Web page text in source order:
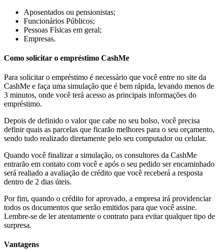
Aposentados ou pensionistas;
Funcionários Públicos;
Pessoas Físicas em geral;
Empresas.
Como solicitar o empréstimo CashMe
Para solicitar o empréstimo é necessário que você entre no site da
CashMe e faça uma simulação que é bem rápida, levando menos de
3 minutos, onde você terá acesso as principais informações do
empréstimo.
Depois de definido o valor que cabe no seu bolso, você precisa
definir quais as parcelas que ficarão melhores para o seu orçamento,
sendo tudo realizado diretamente pelo seu computador ou celular.
Quando você finalizar a simulação, os consultores da CashMe
entrarão em contato com você e após o seu pedido ser encaminhado
será realiado a avaliação de crédito que você receberá a resposta
dentro de 2 dias úteis.
Por fim, quando o crédito for aprovado, a empresa irá providenciar
todos os documentos que serão emitidos para que você assine.
Lembre-se de ler atentamente o contrato para evitar qualquer tipo de
surpresa.
Vantagens